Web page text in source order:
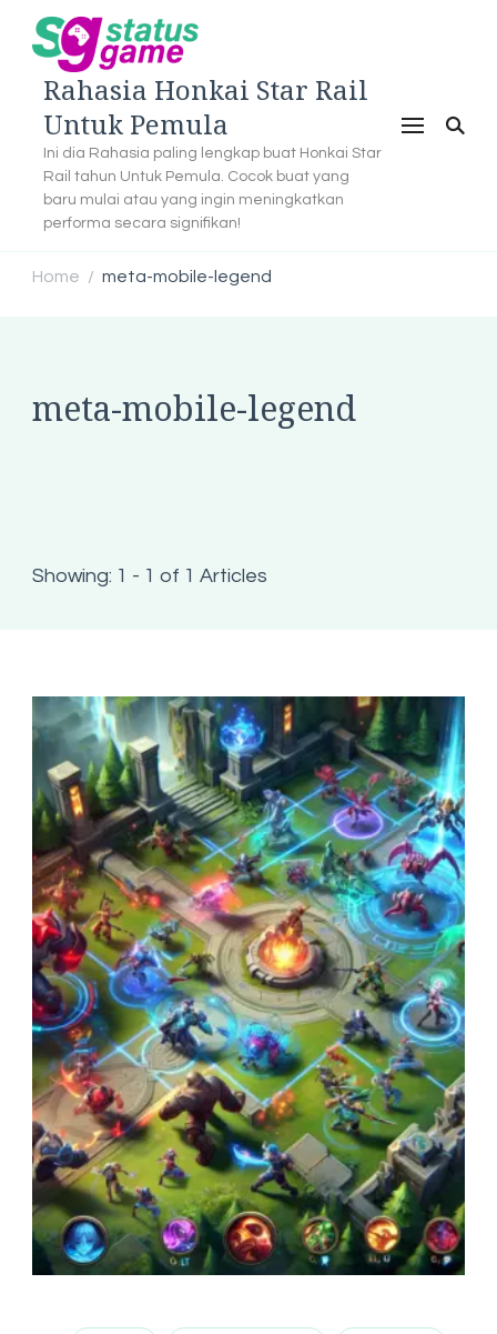
Rahasia Honkai Star Rail
Untuk Pemula
Ini dia Rahasia paling lengkap buat Honkai Star
Rail tahun Untuk Pemula. Cocok buat yang
baru mulai atau yang ingin meningkatkan
performa secara signifikan!
Home / meta-mobile-legend
meta-mobile-legend
Showing: 1 - 1 of 1 Articles